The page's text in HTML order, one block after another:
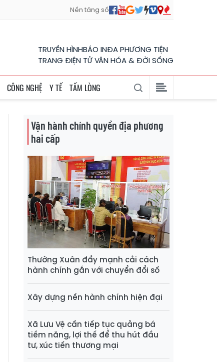
Nền tảng số
TRUYỀN HÌNHBÁO INĐA PHƯƠNG TIỆN
TRANG ĐIỆN TỬ VĂN HÓA & ĐỜI SỐNG
CÔNG NGHỆ Y TẾ TẤM LÒNG
Vận hành chính quyền địa phương
hai cấp
Thường Xuân đẩy mạnh cải cách
hành chính gắn với chuyển đổi số
Xây dựng nền hành chính hiện đại
Xã Lưu Vệ cần tiếp tục quảng bá
tiềm năng, lợi thế để thu hút đầu
tư, xúc tiến thương mại